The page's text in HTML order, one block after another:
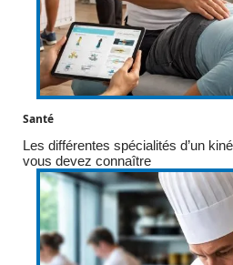
Santé
Les différentes spécialités d’un
vous devez connaître